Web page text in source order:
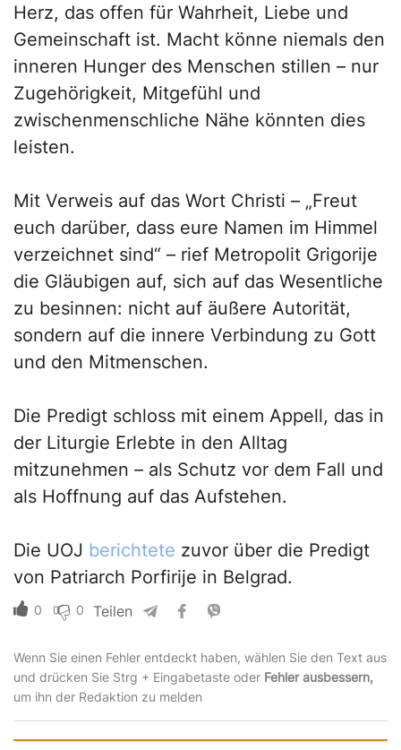
Herz, das offen für Wahrheit, Liebe und
Gemeinschaft ist. Macht könne niemals den
inneren Hunger des Menschen stillen – nur
Zugehörigkeit, Mitgefühl und
zwischenmenschliche Nähe könnten dies
leisten.
Mit Verweis auf das Wort Christi – „Freut
euch darüber, dass eure Namen im Himmel
verzeichnet sind“ – rief Metropolit Grigorije
die Gläubigen auf, sich auf das Wesentliche
zu besinnen: nicht auf äußere Autorität,
sondern auf die innere Verbindung zu Gott
und den Mitmenschen.
Die Predigt schloss mit einem Appell, das in
der Liturgie Erlebte in den Alltag
mitzunehmen – als Schutz vor dem Fall und
als Hoffnung auf das Aufstehen.
Die UOJ berichtete zuvor über die Predigt
von Patriarch Porfirije in Belgrad.
0 0 Teilen
Wenn Sie einen Fehler entdeckt haben, wählen Sie den Text aus
und drücken Sie Strg + Eingabetaste oder Fehler ausbessern,
um ihn der Redaktion zu melden